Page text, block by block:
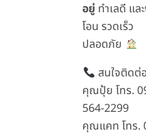
อยู่ ทำเลดี แล
โอน รวดเร็ว
ปลอดภัย
สนใจติดต่
คุณปุ้ย โทร.
564-2299
คุณแคท โทร.